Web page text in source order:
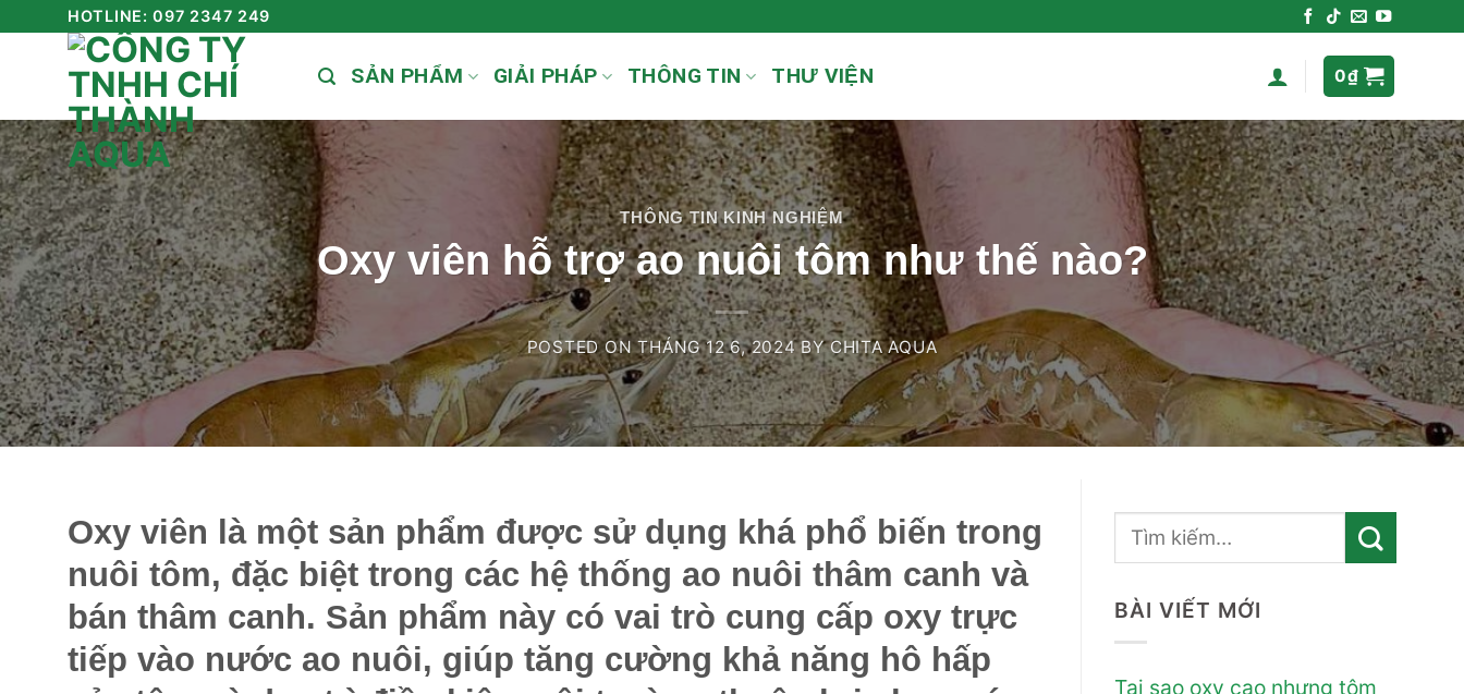
content
HOTLINE: 097 2347 249
SẢN PHẨM GIẢI PHÁP THÔNG TIN THƯ VIỆN 0₫
THÔNG TIN KINH NGHIỆM
Oxy viên hỗ trợ ao nuôi tôm như thế nào?
POSTED ONTHÁNG 12 6, 2024 BYCHITA AQUA
Oxy viên là một sản phẩm được sử dụng khá phổ biến trong
nuôi tôm, đặc biệt trong các hệ thống ao nuôi thâm canh và
bán thâm canh. Sản phẩm này có vai trò cung cấp oxy trực
tiếp vào nước ao nuôi, giúp tăng cường khả năng hô hấp
BÀI VIẾT MỚI
Tại sao oxy cao nhưng tôm